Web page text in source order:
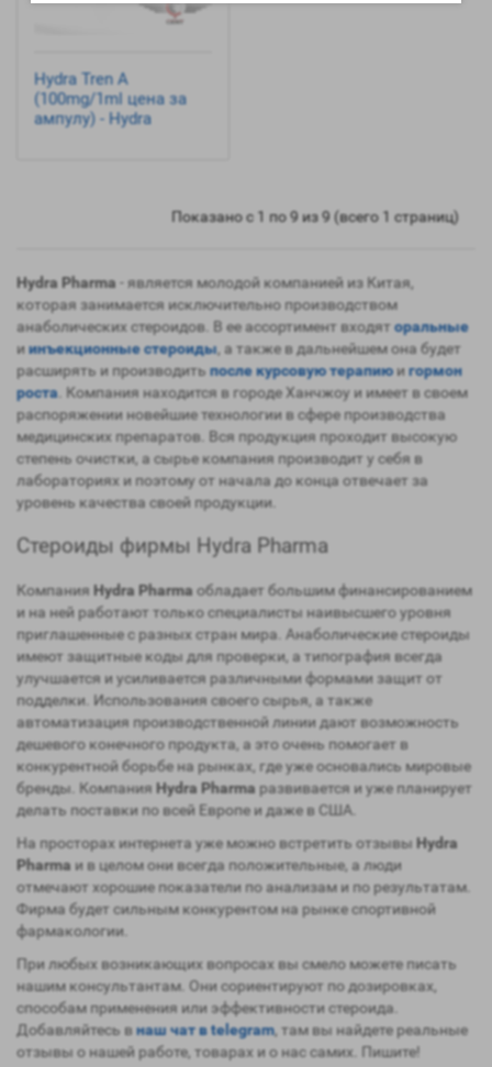
Hydra Tren A
(100mg/1ml цена за
ампулу) - Hydra
Показано с 1 по 9 из 9 (всего 1 страниц)
Hydra Pharma - является молодой компанией из Китая,
которая занимается исключительно производством
анаболических стероидов. В ее ассортимент входяторальные
иинъекционныестероиды , а также в дальнейшем она будет
расширять и производить после курсовуютерапиюигормон
роста . Компания находится в городе Ханчжоу и имеет в своем
распоряжении новейшие технологии в сфере производства
медицинских препаратов. Вся продукция проходит высокую
степень очистки, а сырье компания производит у себя в
лабораториях и поэтому от начала до конца отвечает за
уровень качества своей продукции.
Стероиды фирмы Hydra Pharma
Компания Hydra Pharmaобладает большим финансированием
и на ней работают только специалисты наивысшего уровня
приглашенные с разных стран мира. Анаболические стероиды
имеют защитные коды для проверки, а типография всегда
улучшается и усиливается различными формами защит от
подделки. Использования своего сырья, а также
автоматизация производственной линии дают возможность
дешевого конечного продукта, а это очень помогает в
конкурентной борьбе на рынках, где уже основались мировые
бренды. Компания Hydra Pharmaразвивается и уже планирует
делать поставки по всей Европе и даже в США.
На просторах интернета уже можно встретить отзывы Hydra
Pharmaи в целом они всегда положительные, а люди
отмечают хорошие показатели по анализам и по результатам.
Фирма будет сильным конкурентом на рынке спортивной
фармакологии.
При любых возникающих вопросах вы смело можете писать
нашим консультантам. Они сориентируют по дозировках,
способам применения или эффективности стероида.
Добавляйтесь внаш чат в telegram, там вы найдете реальные
отзывы о нашей работе, товарах и о нас самих. Пишите!